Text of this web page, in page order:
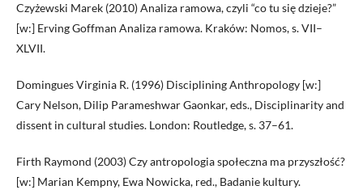
Czyżewski Marek (2010) Analiza ramowa, czyli “co tu się dzieje?”
[w:] Erving Goffman Analiza ramowa. Kraków: Nomos, s. VII–
XLVII.
Domingues Virginia R. (1996) Disciplining Anthropology [w:]
Cary Nelson, Dilip Parameshwar Gaonkar, eds., Disciplinarity and
dissent in cultural studies. London: Routledge, s. 37–61.
Firth Raymond (2003) Czy antropologia społeczna ma przyszłość?
[w:] Marian Kempny, Ewa Nowicka, red., Badanie kultury.